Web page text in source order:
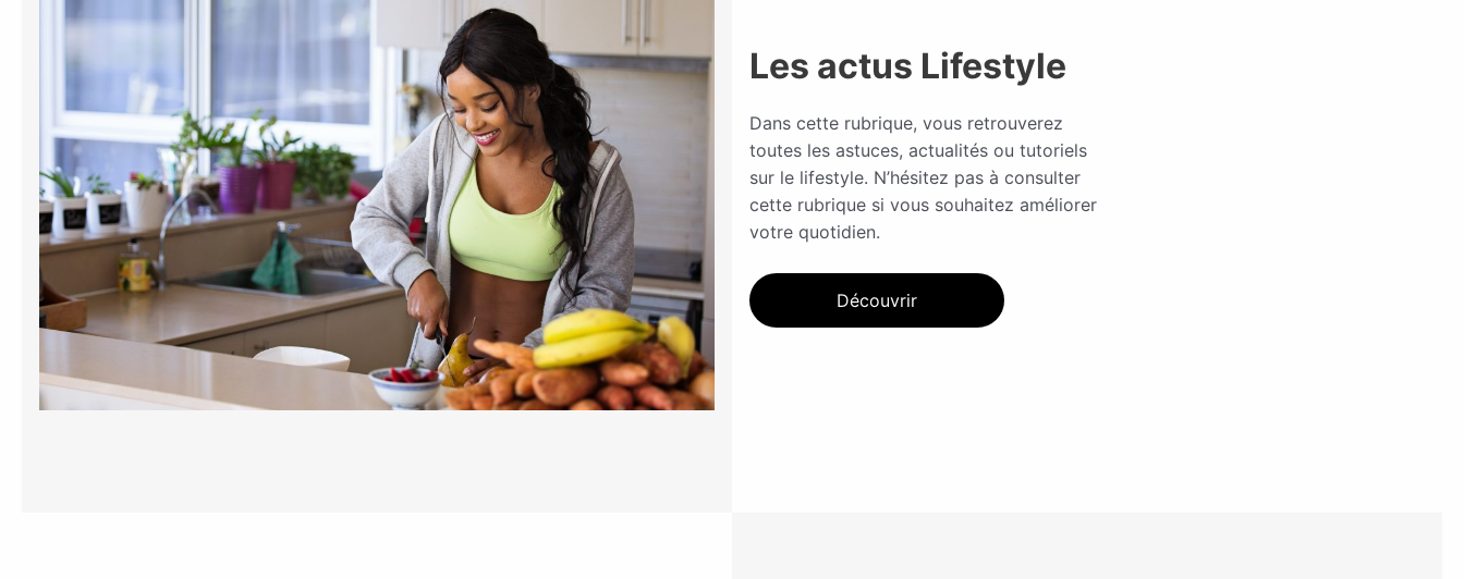
Les actus Lifestyle
Dans cette rubrique, vous retrouverez
toutes les astuces, actualités ou tutoriels
sur le lifestyle. N’hésitez pas à consulter
cette rubrique si vous souhaitez améliorer
votre quotidien.
Découvrir